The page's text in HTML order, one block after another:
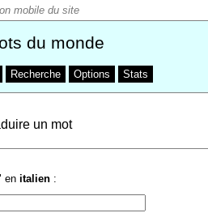
du monde
Recherche Options Stats
un mot
enitalien :